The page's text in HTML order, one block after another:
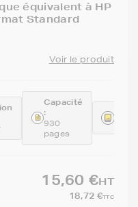
équivalent à HP
Standard
Voir le produit
Capacité
:
930
pages
15,60 €HT
18,72 €TTC